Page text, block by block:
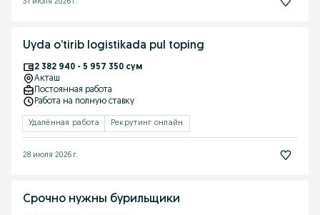
Uyda o’tirib logistikada pul toping
2 382 940 - 5 957 350 сум
Акташ
Постоянная работа
Работа на полную ставку
Удалённая работа Рекрутинг онлайн
28 июля 2026 г.
Срочно нужны бурильщики